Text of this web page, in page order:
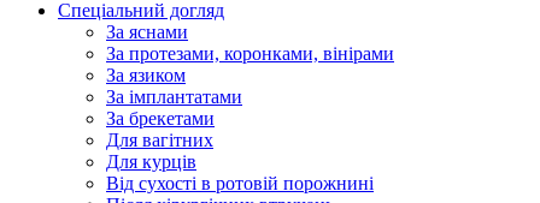
Спеціальний догляд
За яснами
За протезами, коронками, вінірами
За язиком
За імплантатами
За брекетами
Для вагітних
Для курців
Від сухості в ротовій порожнині